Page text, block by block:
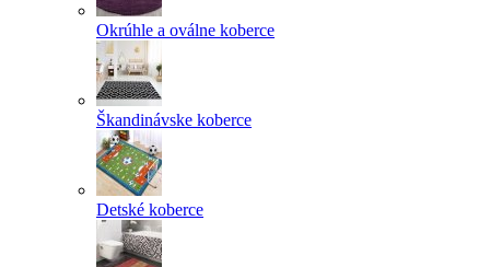
Okrúhle a oválne koberce
Škandinávske koberce
Detské koberce